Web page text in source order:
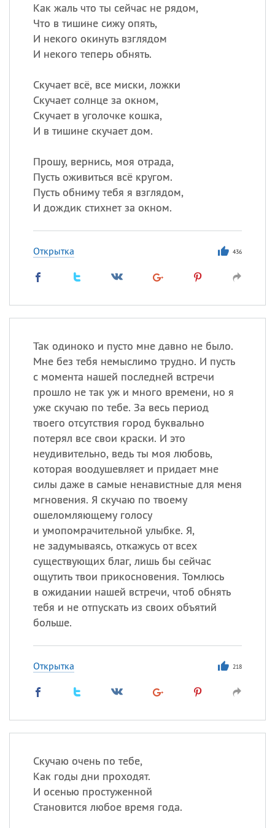
Как жаль что ты сейчас не рядом,
Что в тишине сижу опять,
И некого окинуть взглядом
И некого теперь обнять.
Скучает всё, все миски, ложки
Скучает солнце за окном,
Скучает в уголочке кошка,
И в тишине скучает дом.
Прошу, вернись, моя отрада,
Пусть оживиться всё кругом.
Пусть обниму тебя я взглядом,
И дождик стихнет за окном.
Открытка 436
Так одиноко и пусто мне давно не было.
Мне без тебя немыслимо трудно. И пусть
с момента нашей последней встречи
прошло не так уж и много времени, но я
уже скучаю по тебе. За весь период
твоего отсутствия город буквально
потерял все свои краски. И это
неудивительно, ведь ты моя любовь,
которая воодушевляет и придает мне
силы даже в самые ненавистные для меня
мгновения. Я скучаю по твоему
ошеломляющему голосу
и умопомрачительной улыбке. Я,
не задумываясь, откажусь от всех
существующих благ, лишь бы сейчас
ощутить твои прикосновения. Томлюсь
в ожидании нашей встречи, чтоб обнять
тебя и не отпускать из своих объятий
больше.
Открытка 218
Скучаю очень по тебе,
Как годы дни проходят.
И осенью простуженной
Становится любое время года.